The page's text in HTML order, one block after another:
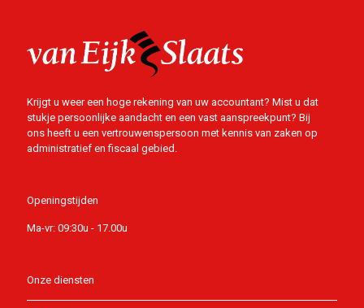
Krijgt u weer een hoge rekening van uw accountant? Mist u dat
stukje persoonlijke aandacht en een vast aanspreekpunt? Bij
ons heeft u een vertrouwenspersoon met kennis van zaken op
administratief en fiscaal gebied.
Openingstijden
Ma-vr: 09:30u - 17.00u
Onze diensten